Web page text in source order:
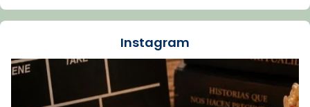
dos mesos, a l'Estadi Lluís Companys, la
Recupera l'entrevista comp
Vatican
tican News 👇
Instagram